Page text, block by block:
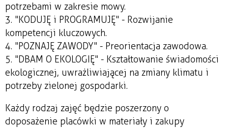
potrzebami w zakresie mowy.
3. "KODUJĘ i PROGRAMUJĘ" - Rozwijanie
kompetencji kluczowych.
4. "POZNAJĘ ZAWODY" - Preorientacja zawodowa.
5. "DBAM O EKOLOGIĘ" - Kształtowanie świadomości
ekologicznej, uwrażliwiającej na zmiany klimatu i
potrzeby zielonej gospodarki.
Każdy rodzaj zajęć będzie poszerzony o
doposażenie placówki w materiały i zakupy